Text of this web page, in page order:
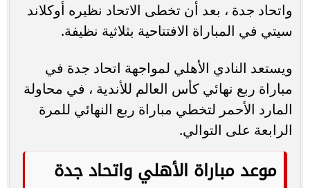
واتحاد جدة ، بعد أن تخطى الاتحاد نظيره أوكلاند
سيتي في المباراة الافتتاحية بثلاثية نظيفة.
ويستعد النادي الأهلي لمواجهة اتحاد جدة في
مباراة ربع نهائي كأس العالم للأندية ، في محاولة
المارد الأحمر لتخطي مباراة ربع النهائي للمرة
الرابعة على التوالي.
موعد مباراة الأهلي واتحاد جدة